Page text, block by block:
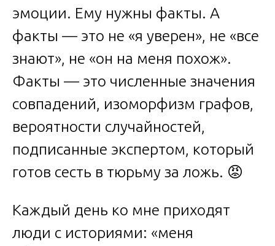
эмоции. Ему нужны факты. А
факты — это не «я уверен», не «все
знают», не «он на меня похож».
Факты — это численные значения
совпадений, изоморфизм графов,
вероятности случайностей,
подписанные экспертом, который
готов сесть в тюрьму за ложь. 😡
Каждый день ко мне приходят
люди с историями: «меня